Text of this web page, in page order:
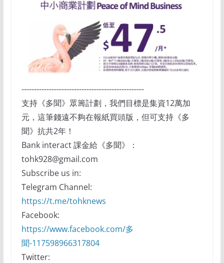
-------------------------------------------------
支持《多聞》眾籌計劃，我們目標是集資12萬加
元，這筆錢遠不夠在報紙買頭版，但可支持《多
聞》抗共2年！
Bank interact 課金給《多聞》：
tohk928@gmail.com
Subscribe us in:
Telegram Channel:
https://t.me/tohknews
Facebook:
https://www.facebook.com/多
聞-117598966317804
Twitter: